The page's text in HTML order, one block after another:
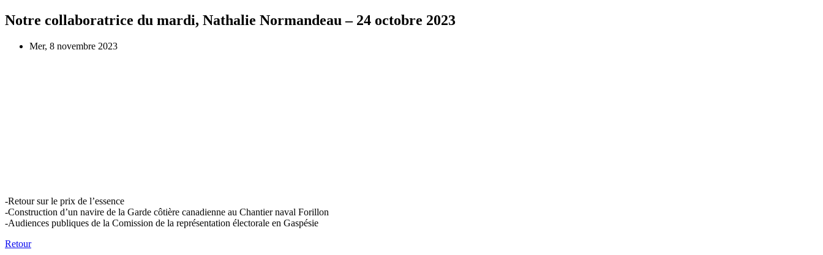
Notre collaboratrice du mardi, Nathalie Normandeau – 24 octobre 2023
Mer, 8 novembre 2023
-Retour sur le prix de l’essence
-Construction d’un navire de la Garde côtière canadienne au Chantier naval Forillon
-Audiences publiques de la Comission de la représentation électorale en Gaspésie
Retour